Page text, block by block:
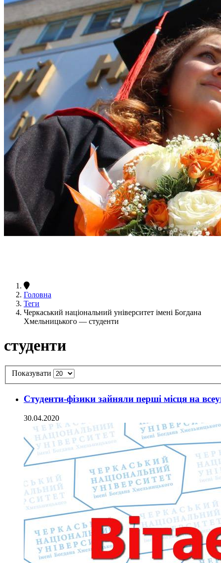
Головна
Теги
Черкаський національний університет імені Богдана
Хмельницького — студенти
студенти
Показувати
Студенти-фізики зайняли перші місця на
30.04.2020